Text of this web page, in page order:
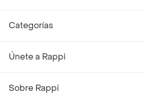
Categorías
Únete a Rappi
Sobre Rappi